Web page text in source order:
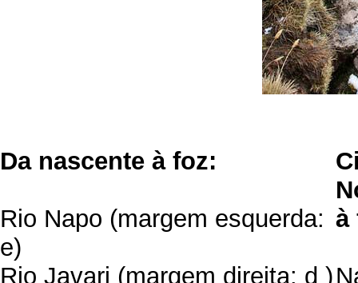
Da nascente à foz:
Rio Napo (margem esquerda:
e)
Rio Javari (margem direita: d )
à